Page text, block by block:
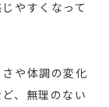
やすくなって
や体調の変化
、無理のない